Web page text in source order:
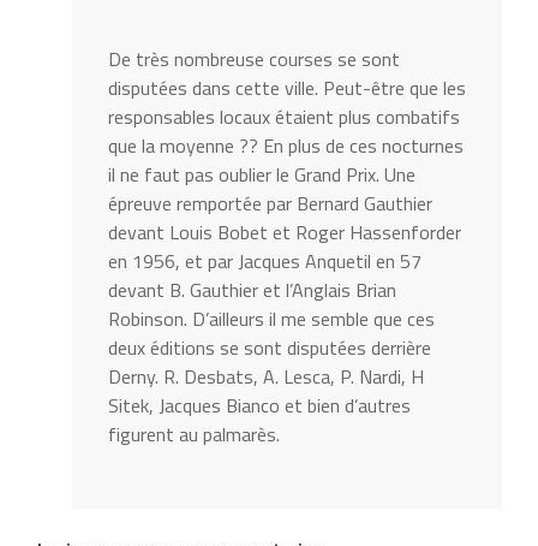
De très nombreuse courses se sont
disputées dans cette ville. Peut-être que les
responsables locaux étaient plus combatifs
que la moyenne ?? En plus de ces nocturnes
il ne faut pas oublier le Grand Prix. Une
épreuve remportée par Bernard Gauthier
devant Louis Bobet et Roger Hassenforder
en 1956, et par Jacques Anquetil en 57
devant B. Gauthier et l’Anglais Brian
Robinson. D’ailleurs il me semble que ces
deux éditions se sont disputées derrière
Derny. R. Desbats, A. Lesca, P. Nardi, H
Sitek, Jacques Bianco et bien d’autres
figurent au palmarès.